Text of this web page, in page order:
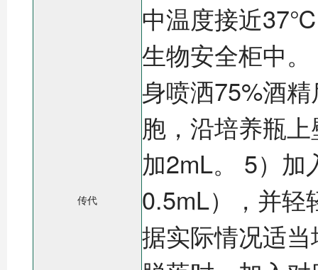
传代
中温度接近37℃
生物安全柜中
身喷洒75%酒
胞，沿培养瓶
加2mL。 5）加
0.5mL），并轻
据实际情况适